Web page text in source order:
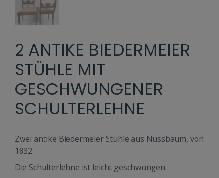
2 ANTIKE BIEDERMEIER
STÜHLE MIT
GESCHWUNGENER
SCHULTERLEHNE
Zwei antike Biedermeier Stühle aus Nussbaum, von
1832.
Die Schulterlehne ist leicht geschwungen.